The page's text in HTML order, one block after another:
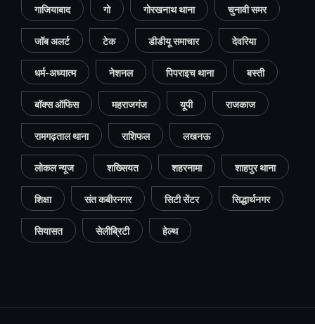
गाजियाबाद गो गोरखनाथ थाना चुनावी समर
जॉब अलर्ट टेक डीडीयू समाचार देवरिया
धर्म-अध्यात्म नेशनल पिपराइच थाना बस्ती
बॉक्स ऑफिस महराजगंज यूपी राजकाज
रामगढ़ताल थाना राशिफल लखनऊ
लोकल न्यूज शख्सियत शहरनामा शाहपुर थाना
शिक्षा संत कबीरनगर सिटी सेंटर सिद्धार्थनगर
सियासत सेलीब्रिटी हेल्थ